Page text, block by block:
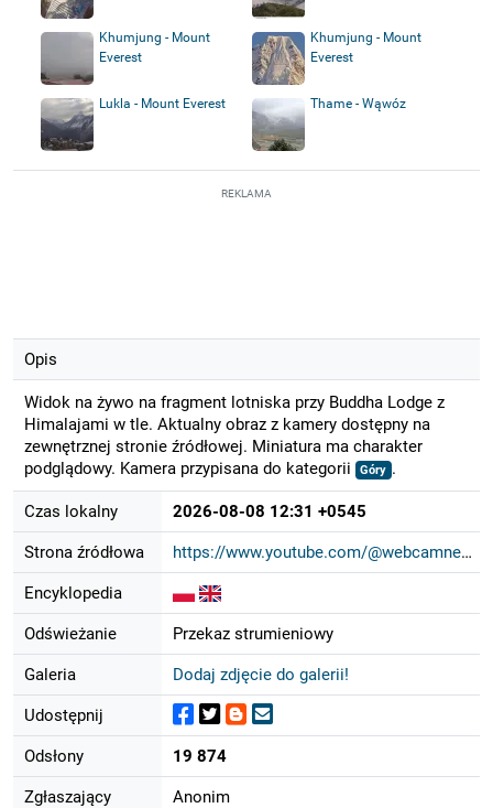
Khumjung - Mount
Everest
Khumjung - Mount
Everest
Lukla - Mount Everest Thame - Wąwóz
REKLAMA
Opis
Widok na żywo na fragment lotniska przy Buddha Lodge z
Himalajami w tle. Aktualny obraz z kamery dostępny na
zewnętrznej stronie źródłowej. Miniatura ma charakter
podglądowy. Kamera przypisana do kategorii
Góry .
Czas lokalny 2026-08-08 12:31 +0545
Strona źródłowa https://www.youtube.com/@webcamnepa...
Encyklopedia
Odświeżanie Przekaz strumieniowy
Galeria Dodaj zdjęcie do galerii!
Udostępnij
Odsłony 19 874
Zgłaszający Anonim